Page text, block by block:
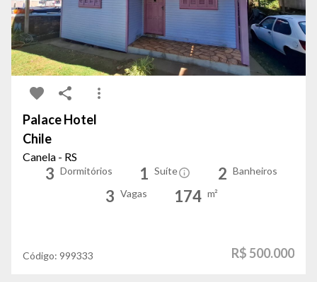
Palace Hotel
Chile
Canela - RS
3 Dormitórios 1 Suíte 2 Banheiros
3 Vagas 174 m²
Código: 999333 R$ 500.000